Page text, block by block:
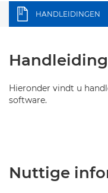
HANDLEIDINGEN
Hieronder vindt u
software.
Nuttige